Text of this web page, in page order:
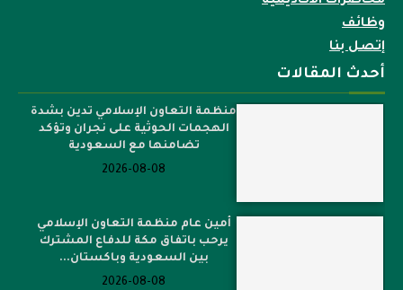
وظائف
إتصل بنا
أحدث المقالات
منظمة التعاون الإسلامي تدين بشدة
الهجمات الحوثية على نجران وتؤكد
تضامنها مع السعودية
2026-08-08
أمين عام منظمة التعاون الإسلامي
يرحب باتفاق مكة للدفاع المشترك
بين السعودية وباكستان...
2026-08-08